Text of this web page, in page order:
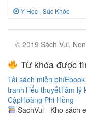
Y Học - Sức Khỏe
© 2019 Sách Vui,
Từ khóa được
Tải sách miễn phí
tranhTiểu thuyếtTâm lý
CậpHoàng Phi Hồng
SachVui - Kho sách